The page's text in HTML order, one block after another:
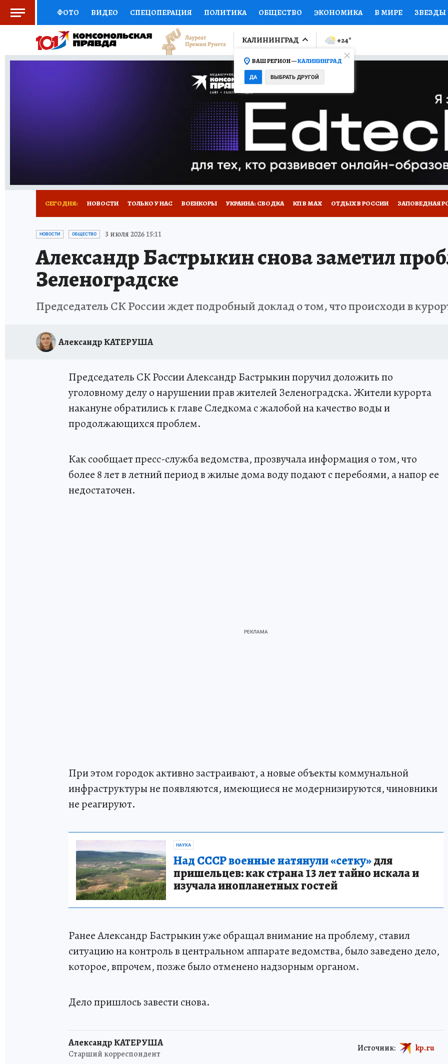
ФОТО ВИДЕО СПЕЦОПЕРАЦИЯ ПОЛИТИКА ОБЩЕСТВО ЭКОНОМИКА В МИРЕ ЗВЕЗДЫ
СОЦПОДДЕРЖКА НАУКА СПОРТ КОЛУМНИСТЫ ПРОИСШЕСТВИЯ НАЦИОНАЛЬНЫЕ
ВЫБОР ЭКСПЕРТОВ ДОКТОР ФИНАНСЫ ОТКРЫВАЕМ МИР Я ЗНАЮ СЕМЬЯ ЖЕНСКИЕ
ПРОГНОЗЫ НА СПОРТ ПРОМОКОДЫ СЕРИАЛЫ
ТЕЛЕВИЗОР КОЛЛЕКЦИИ КОНКУРСЫ
НОВОЕ НА САЙТЕ
КАЛИНИНГРАД
ВАШ РЕГИОН —КАЛИНИНГРАД
ДА ВЫБРАТЬ ДРУГОЙ
+24°
СЕГОДНЯ: НОВОСТИ ТОЛЬКО У НАС ВОЕНКОРЫ УКРАИНА: СВОДКА КП В МАХ ОТДЫХ В РОССИИ ЗАПОВЕДНАЯ
ИСПЫТАНО НА СЕБЕ
НОВОСТИ ОБЩЕСТВО 3 июля 2026 15:11
Александр Бастрыкин снова заметил
Зеленоградске
Председатель СК России ждет подробный доклад о том, что происходи в
Александр КАТЕРУША
Председатель СК России Александр Бастрыкин поручил доложить по
уголовному делу о нарушении прав жителей Зеленоградска. Жители курорта
накануне обратились к главе Следкома с жалобой на качество воды и
продолжающихся проблем.
Как сообщает пресс-служба ведомства, прозвучала информация о том, что
более 8 лет в летний период в жилые дома воду подают с перебоями, а напор ее
недостаточен.
При этом городок активно застраивают, а новые объекты коммунальной
инфраструктуры не появляются, имеющиеся не модернизируются, чиновники
не реагируют.
НАУКА
Над СССР военные натянули «сетку»для
пришельцев: как страна 13 лет тайно искала и
изучала инопланетных гостей
Ранее Александр Бастрыкин уже обращал внимание на проблему, ставил
ситуацию на контроль в центральном аппарате ведомства, было заведено дело,
которое, впрочем, позже было отменено надзорным органом.
Дело пришлось завести снова.
Александр КАТЕРУША
Старший корреспондент
Источник: kp.ru